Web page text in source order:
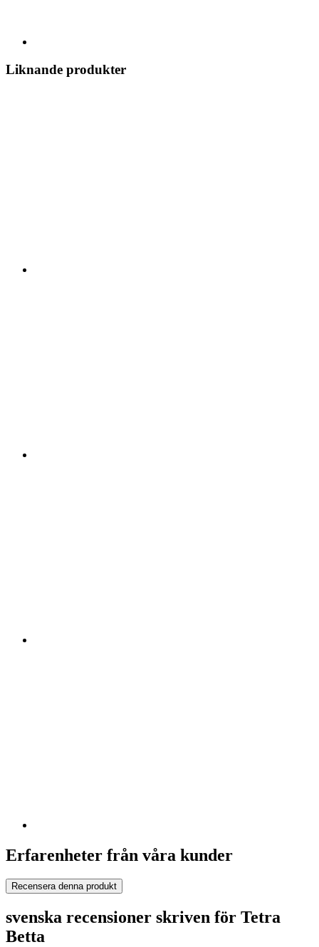
Liknande produkter
Erfarenheter från våra kunder
Recensera denna produkt
svenska recensioner skriven för Tetra
Betta